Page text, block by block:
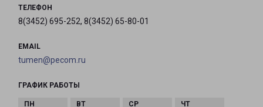
ТЕЛЕФОН
8(3452) 695-252, 8(3452) 65-80-01
EMAIL
tumen@pecom.ru
ГРАФИК РАБОТЫ